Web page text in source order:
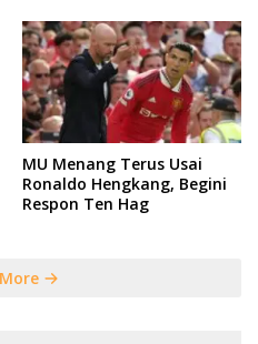
MU Menang Terus Usai
Ronaldo Hengkang, Begini
Respon Ten Hag